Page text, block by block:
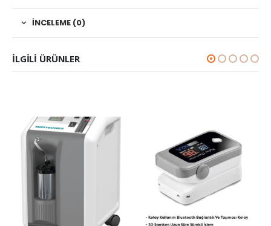
İNCELEME (0)
ILGILI ÜRÜNLER